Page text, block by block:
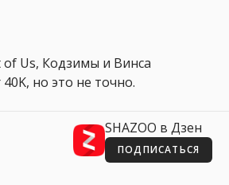
of Us, Кодзимы и Винса
но это не точно.
SHAZOO в Дзен
ПОДПИСАТЬСЯ